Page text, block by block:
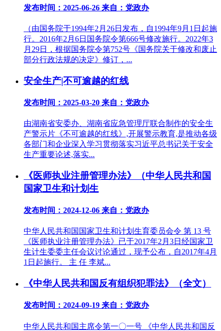
发布时间：2025-06-26 来自：党政办
（由国务院于1994年2月26日发布，自1994年9月1日起施
行。2016年2月6日国务院令第666号修改施行。2022年3
月29日，根据国务院令第752号《国务院关于修改和废止
部分行政法规的决定》修订，...
安全生产|不可逾越的红线
发布时间：2025-03-20 来自：党政办
由湖南省安委办、湖南省应急管理厅联合制作的安全生
产警示片《不可逾越的红线》,开展警示教育,是推动各级
各部门和企业深入学习贯彻落实习近平总书记关于安全
生产重要论述,落实...
《医师执业注册管理办法》（中华人民共和国
国家卫生和计划生
发布时间：2024-12-06 来自：党政办
中华人民共和国国家卫生和计划生育委员会令 第 13 号
《医师执业注册管理办法》已于2017年2月3日经国家卫
生计生委委主任会议讨论通过，现予公布，自2017年4月
1日起施行。 主 任 李斌...
《中华人民共和国反有组织犯罪法》（全文）
发布时间：2024-09-19 来自：党政办
中华人民共和国主席令第一〇一号 《中华人民共和国反